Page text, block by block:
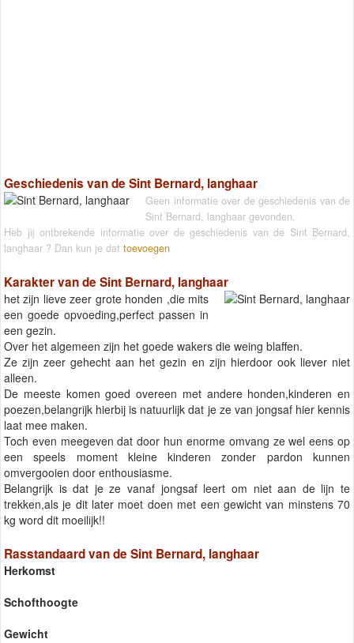
Geschiedenis van de Sint Bernard, langhaar
Geen informatie over de geschiedenis van de
Sint Bernard, langhaar gevonden.
Heb jij ontbrekende informatie over de geschiedenis van de Sint Bernard,
langhaar ? Dan kun je dat toevoegen
Karakter van de Sint Bernard, langhaar
het zijn lieve zeer grote honden ,die mits
een goede opvoeding,perfect passen in
een gezin.
Over het algemeen zijn het goede wakers die weing blaffen.
Ze zijn zeer gehecht aan het gezin en zijn hierdoor ook liever niet
alleen.
De meeste komen goed overeen met andere honden,kinderen en
poezen,belangrijk hierbij is natuurlijk dat je ze van jongsaf hier kennis
laat mee maken.
Toch even meegeven dat door hun enorme omvang ze wel eens op
een speels moment kleine kinderen zonder pardon kunnen
omvergooien door enthousiasme.
Belangrijk is dat je ze vanaf jongsaf leert om niet aan de lijn te
trekken,als je dit later moet doen met een gewicht van minstens 70
kg word dit moeilijk!!
Rasstandaard van de Sint Bernard, langhaar
Herkomst
Schofthoogte
Gewicht